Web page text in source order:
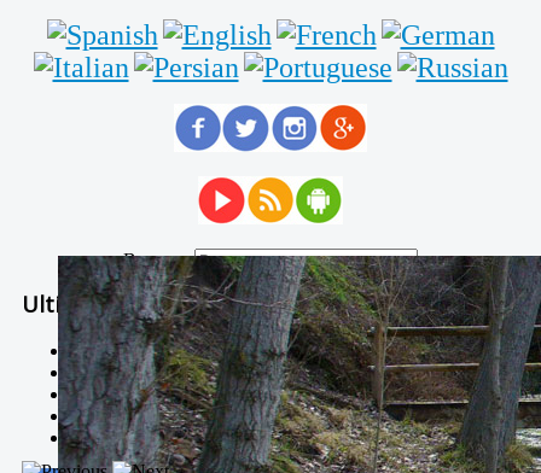
Buscar...
Ultimas Noticias
Solidaria carrera - 7 TÉRMINOS XTREM
Temporal de Febrero
Nevada Enero 2018
La estación de esquí de Javalambre abrirán este sábado
Larga vida a las escuelas